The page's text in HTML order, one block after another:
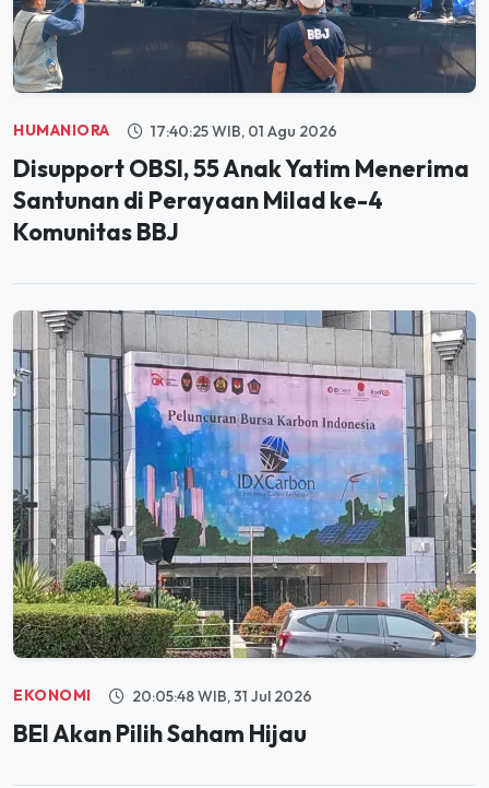
HUMANIORA 17:40:25 WIB, 01 Agu 2026
Disupport OBSI, 55 Anak Yatim Menerima
Santunan di Perayaan Milad ke-4
Komunitas BBJ
EKONOMI 20:05:48 WIB, 31 Jul 2026
BEI Akan Pilih Saham Hijau